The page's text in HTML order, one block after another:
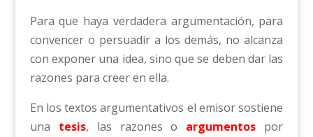
Para que haya verdadera argumentación, para
convencer o persuadir a los demás, no alcanza
con exponer una idea, sino que se deben dar las
razones para creer en ella.
En los textos argumentativos el emisor sostiene
una tesis, las razones o argumentos por